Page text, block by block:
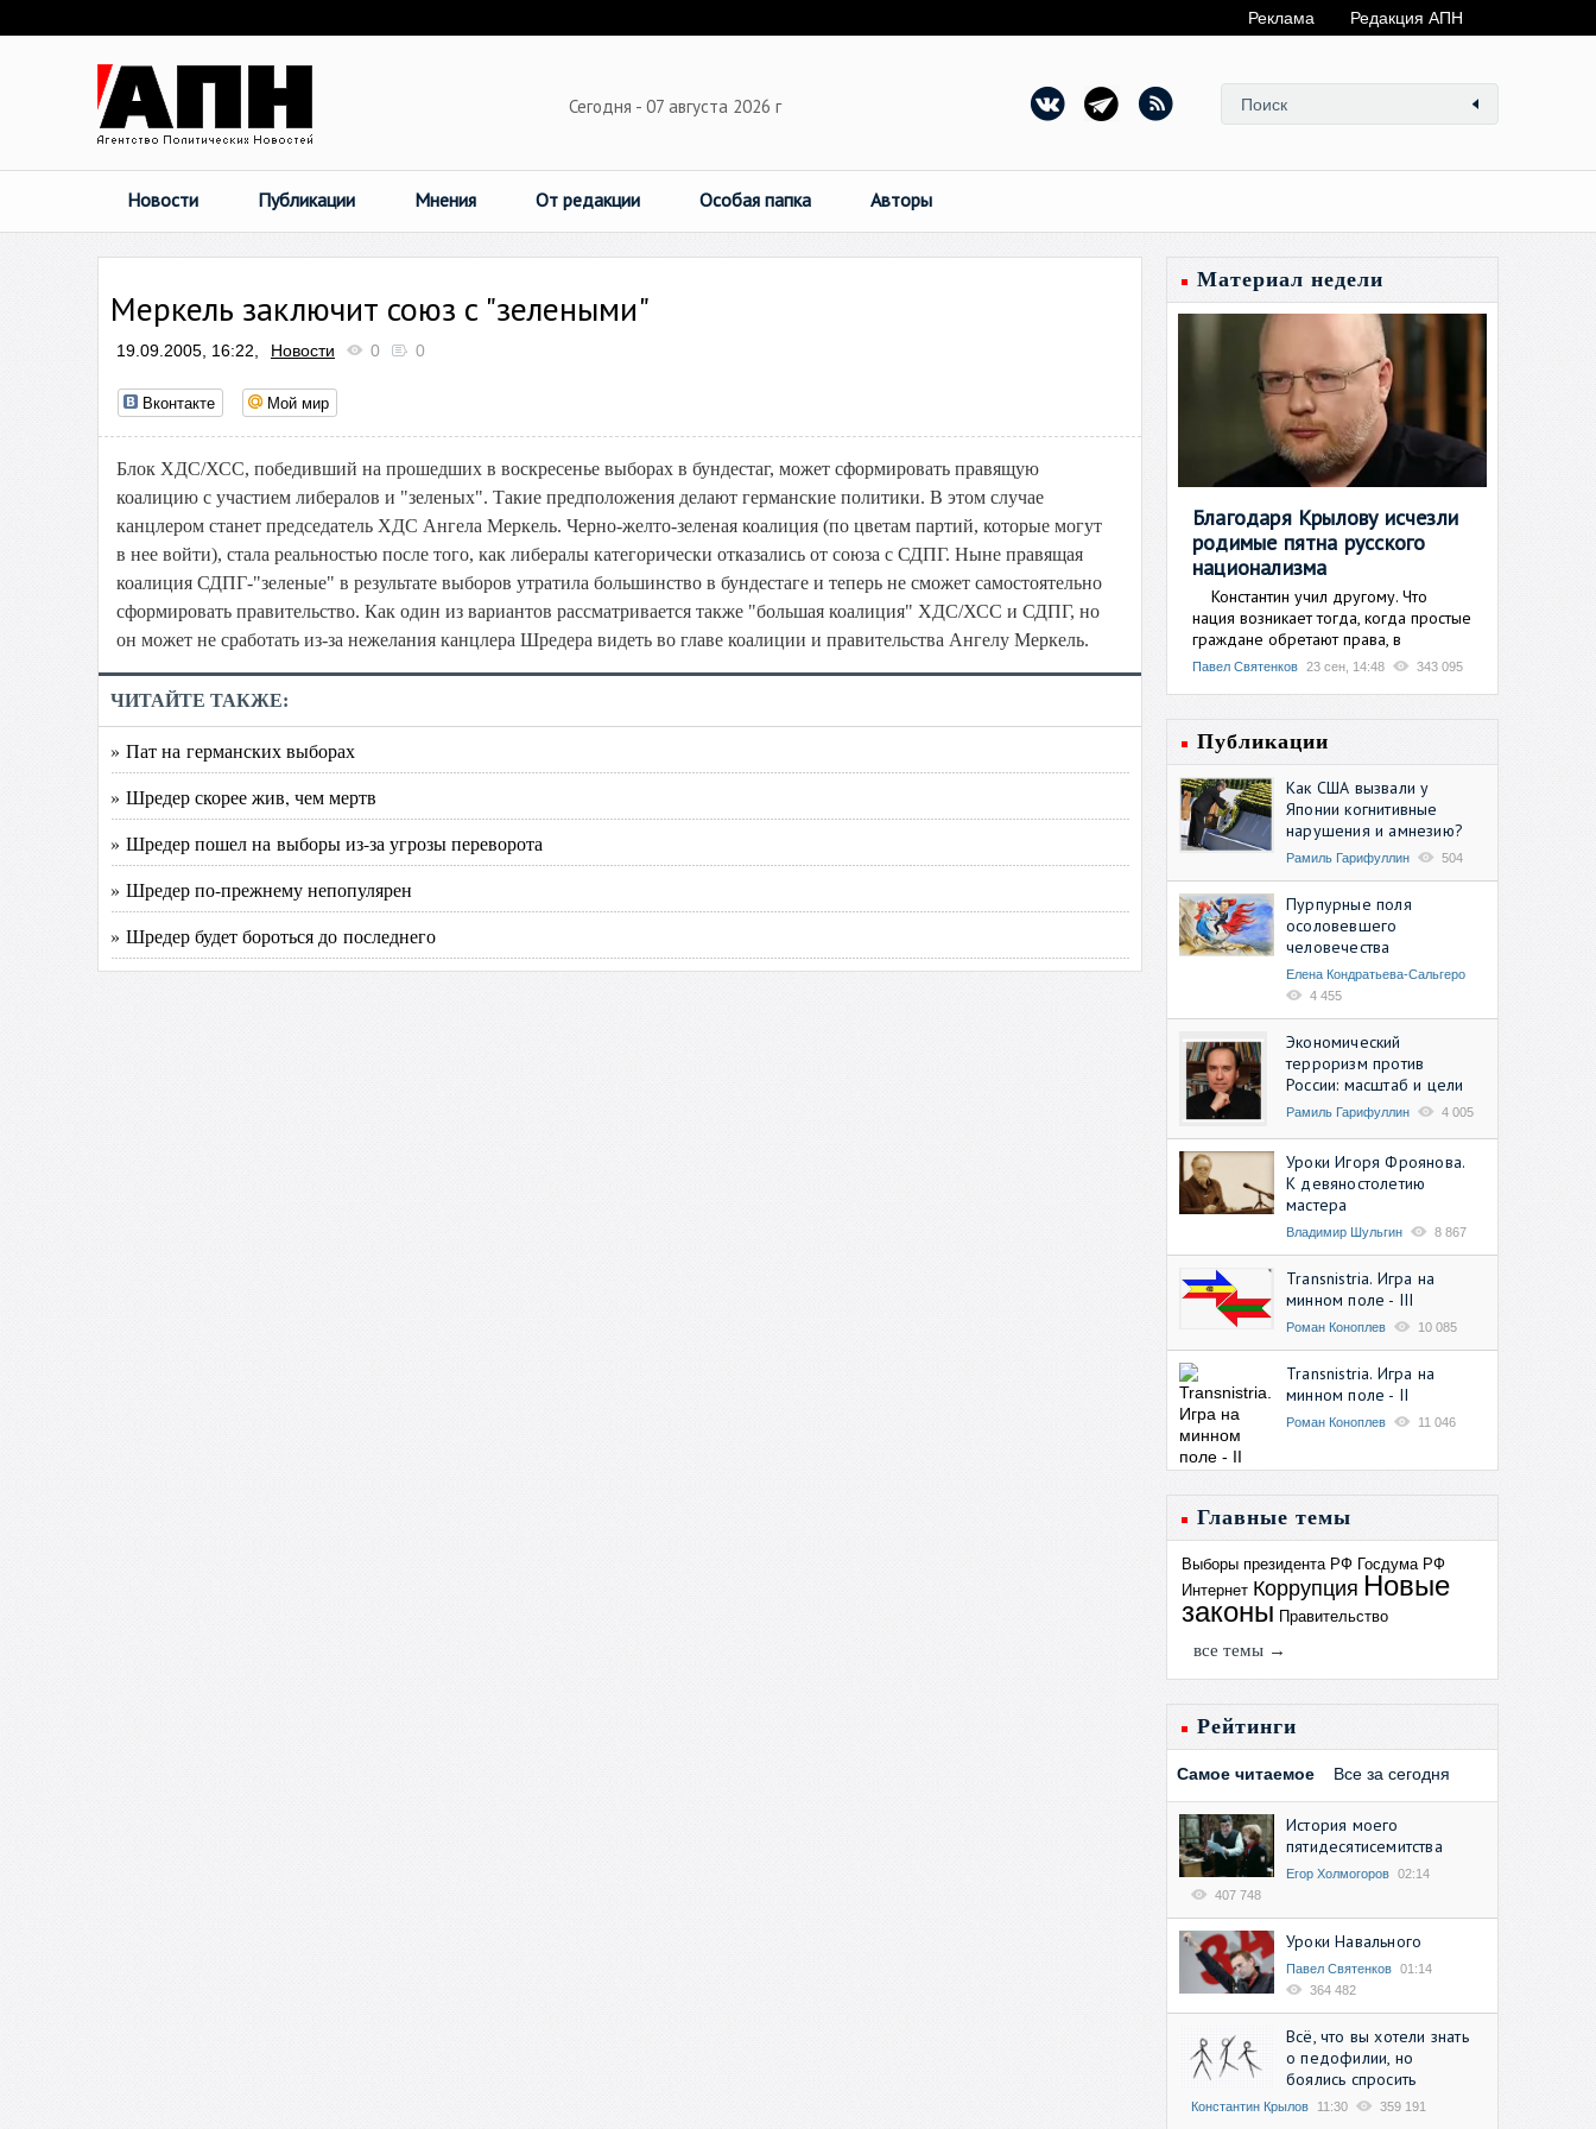
Реклама Редакция АПН
Сегодня - 07 августа 2026 г
Новости Публикации Мнения От редакции Особая папка Авторы
Меркель заключит союз с "зелеными"
19.09.2005, 16:22, Новости 0 0
Вконтакте Мой мир
Блок ХДС/ХСС, победивший на прошедших в воскресенье выборах в бундестаг, может сформировать правящую
коалицию с участием либералов и "зеленых". Такие предположения делают германские политики. В этом случае
канцлером станет председатель ХДС Ангела Меркель. Черно-желто-зеленая коалиция (по цветам партий, которые могут
в нее войти), стала реальностью после того, как либералы категорически отказались от союза с СДПГ. Ныне правящая
коалиция СДПГ-"зеленые" в результате выборов утратила большинство в бундестаге и теперь не сможет самостоятельно
сформировать правительство. Как один из вариантов рассматривается также "большая коалиция" ХДС/ХСС и СДПГ, но
он может не сработать из-за нежелания канцлера Шредера видеть во главе коалиции и правительства Ангелу Меркель.
ЧИТАЙТЕ ТАКЖЕ:
» Пат на германских выборах
» Шредер скорее жив, чем мертв
» Шредер пошел на выборы из-за угрозы переворота
» Шредер по-прежнему непопулярен
» Шредер будет бороться до последнего
Материал недели
Благодаря Крылову исчезли
родимые пятна русского
национализма
Константин учил другому. Что
нация возникает тогда, когда простые
граждане обретают права, в
Павел Святенков 23 сен, 14:48 343 095
Публикации
Как США вызвали у
Японии когнитивные
нарушения и амнезию?
Рамиль Гарифуллин 504
Пурпурные поля
осоловевшего
человечества
Елена Кондратьева-Сальгеро
4 455
Экономический
терроризм против
России: масштаб и цели
Рамиль Гарифуллин 4 005
Уроки Игоря Фроянова.
К девяностолетию
мастера
Владимир Шульгин 8 867
Transnistria. Игра на
минном поле - III
Роман Коноплев 10 085
Transnistria. Игра на
минном поле - II
Роман Коноплев 11 046
Главные темы
Выборы президента РФ Госдума РФ
Интернет Коррупция Новые
законы Правительство
все темы →
Рейтинги
Самое читаемое Все за сегодня
История моего
пятидесятисемитства
Егор Холмогоров 02:14
407 748
Уроки Навального
Павел Святенков 01:14
364 482
Всё, что вы хотели знать
о педофилии, но
боялись спросить
Константин Крылов 11:30 359 191